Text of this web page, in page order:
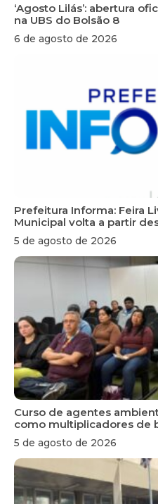
‘Agosto Lilás’: abertura
na UBS do Bolsão 8
6 de agosto de 2026
Prefeitura Informa: Feira
Municipal volta a partir
5 de agosto de 2026
Curso de agentes
como multiplicadores de
5 de agosto de 2026